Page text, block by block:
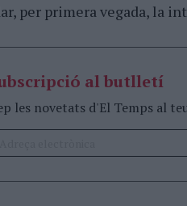
per primera vegada, la
al butlletí
les novetats d'El Temps al